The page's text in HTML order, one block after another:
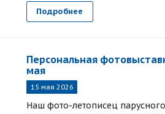
Подробнее
Персональная
мая
15 мая 2026
Наш фото-летописец